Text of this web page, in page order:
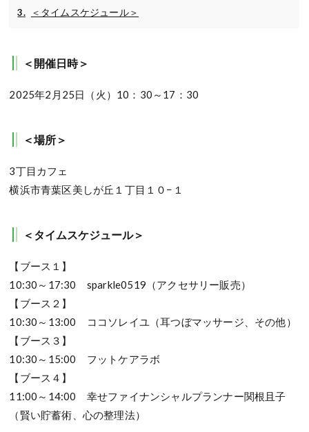
＜タイムスケジュール＞
＜開催日時＞
2025年2月25日（火）10：30～17：30
＜場所＞
3丁目カフェ
横浜市青葉区美しが丘１丁目１０−１
＜タイムスケジュール＞
【ブース１】
10:30～17:30 sparkle0519（アクセサリー販売）
【ブース２】
10:30～13:00 ココソレイユ（耳つぼマッサージ、その他）
【ブース３】
10:30～15:00 フットケアラボ
【ブース４】
11:00～14:00 幸せファイナンシャルプランナー関根且子
（賢い貯蓄術、心の整理法）